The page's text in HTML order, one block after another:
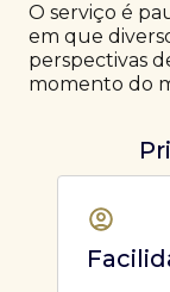
O serviço é
em que
perspectivas
momento do